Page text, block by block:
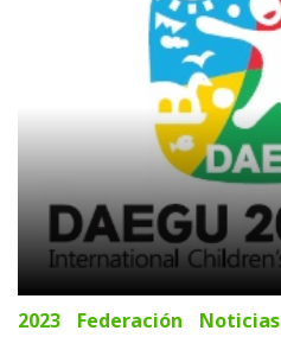
2023 Federación Noticias